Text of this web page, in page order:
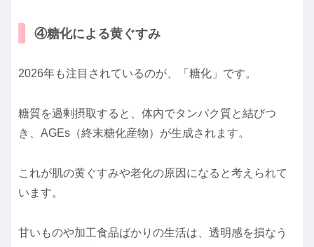
④糖化による黄ぐすみ
2026年も注目されているのが、「糖化」です。
糖質を過剰摂取すると、体内でタンパク質と結びつ
き、AGEs（終末糖化産物）が生成されます。
これが肌の黄ぐすみや老化の原因になると考えられて
います。
甘いものや加工食品ばかりの生活は、透明感を損なう